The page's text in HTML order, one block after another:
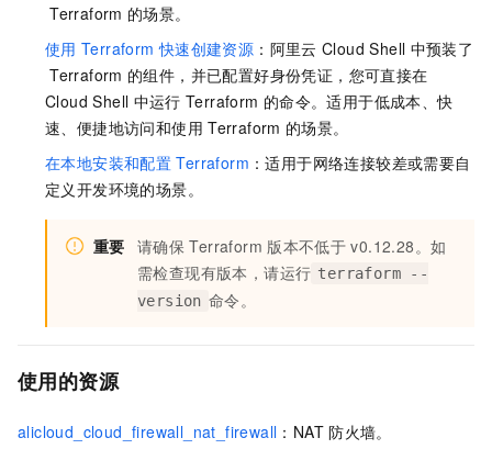
Terraform 的场景。
使用 Terraform 快速创建资源 ：阿里云 Cloud Shell 中预装了
Terraform 的组件，并已配置好身份凭证，您可直接在
Cloud Shell 中运行 Terraform 的命令。适用于低成本、快
速、便捷地访问和使用 Terraform 的场景。
在本地安装和配置 Terraform ：适用于网络连接较差或需要自
定义开发环境的场景。
重要 请确保 Terraform 版本不低于 v0.12.28。如
需检查现有版本，请运行 terraform --
version 命令。
使用的资源
alicloud_cloud_firewall_nat_firewall ：NAT 防火墙。